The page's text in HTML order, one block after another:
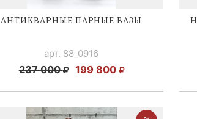
АНТИКВАРНЫЕ ПАРНЫЕ ВАЗЫ
арт. 88_0916
237 000 199 800